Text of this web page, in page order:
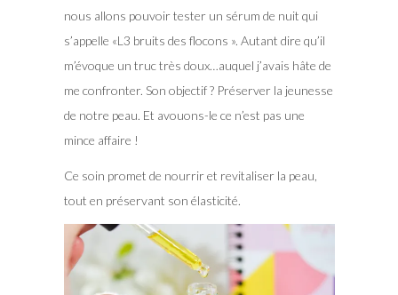
nous allons pouvoir tester un sérum de nuit qui
s’appelle «L3 bruits des flocons ». Autant dire qu’il
m’évoque un truc très doux…auquel j’avais hâte de
me confronter. Son objectif ? Préserver la jeunesse
de notre peau. Et avouons-le ce n’est pas une
mince affaire !
Ce soin promet de nourrir et revitaliser la peau,
tout en préservant son élasticité.